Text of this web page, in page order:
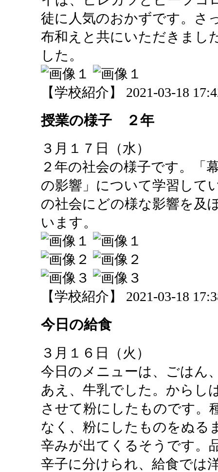
徒に人気のおかずです。さ
布和えと共にいただきまし
した。
【学校紹介】 2021-03-18
授業の様子 ２年
３月１７日（水）
２年の社会の様子です。「
の影響」について学習して
の社会にどの様な影響を及
います。
【学校紹介】 2021-03-18
今日の給食
３月１６日（火）
今日のメニューは、ごはん
あえ、牛乳でした。からし
させて粉にしたものです。
なく、粉にしたものをぬる
辛みが出てくるそうです。
辛子に分けられ、給食では